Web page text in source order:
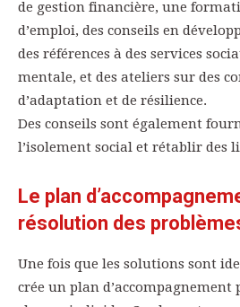
de gestion financière, une
d’emploi, des conseils en
des références à des services
mentale, et des ateliers sur des
d’adaptation et de résilience.
Des conseils sont également
l’isolement social et rétablir des
Le plan
résolution des
Une fois que les solutions sont
crée un plan d’accompagnement